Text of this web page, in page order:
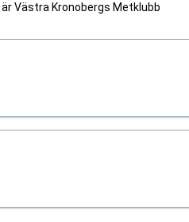
Västra Kronobergs Metklubb